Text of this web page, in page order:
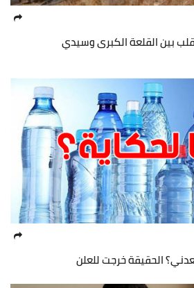
بين القلعة الكبرى وسيدي
الحقيقة خرجت للعلن